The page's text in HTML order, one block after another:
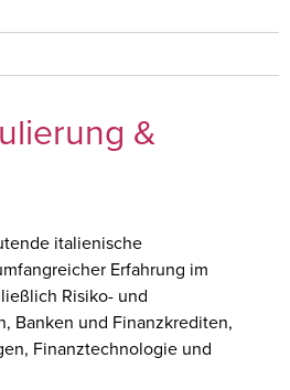
&
italienische
Erfahrung im
Risiko- und
Banken und Finanzkrediten,
Finanztechnologie und